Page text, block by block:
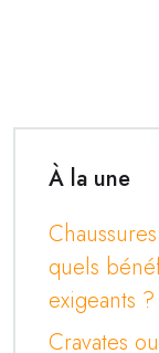
À la une
quels
exigeants ?
Cravates